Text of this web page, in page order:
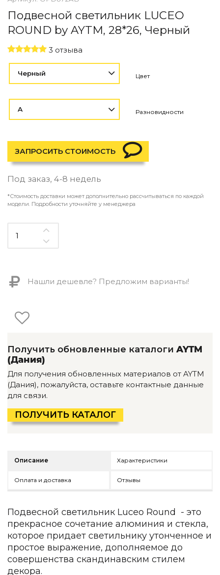
Контемпорари
Производство архитектурного и декоративного
Мебель
По типу
Стулья
Столы и столики
Кровати и матрасы
Комоды и тумбы
Полки и стеллажи
Мебель по назначению
Мебель для HoReCa
Корпусная мебель на заказ
Шкафы и гардеробные на заказ
Мебель для ванной
Детская мебель
Уличная и садовая мебель
ROOM — Modern
INTERRA — Soft Modern
Все коллекции мебели
Декор
По типу
Для кухни
Предметы интерьера
Зеркала
Вентиляторы
Дизайнерские кальяны
Сантехника и инженерия
Подбор, производство и комплектация по вашему
Отделка и ремонт
Стены
Акустические панели
Подвесной светильник LUCEO
ROUND by AYTM, 28*26, Черный
3 отзыва
Цвет
Черный
Разновидности
A
ЗАПРОСИТЬ СТОИМОСТЬ
Под заказ, 4-8 недель
*Стоимость доставки может дополнительно рассчитываться по каждой
модели. Подробности уточняйте у менеджера
Нашли дешевле? Предложим варианты!
Получить обновленные каталоги AYTM
(Дания)
Для получения обновленных материалов от AYTM
(Дания), пожалуйста, оставьте контактные данные
для связи.
ПОЛУЧИТЬ КАТАЛОГ
Описание Характеристики
Оплата и доставка Отзывы
Подвесной светильник Luceo Round - это
прекрасное сочетание алюминия и стекла,
которое придает светильнику утонченное и
простое выражение, дополняемое до
совершенства скандинавским стилем
декора.